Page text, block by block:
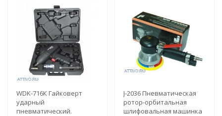
WDK-716К Гайковерт
ударный
пневматический.
J-2036 Пневматическая
ротор-орбитальная
шлифовальная машинка